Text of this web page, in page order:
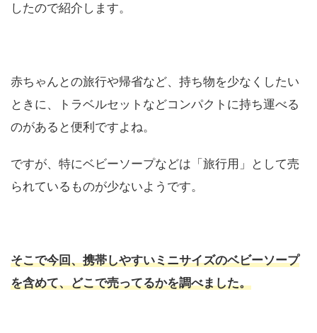
したので紹介します。
赤ちゃんとの旅行や帰省など、持ち物を少なくしたい
ときに、トラベルセットなどコンパクトに持ち運べる
のがあると便利ですよね。
ですが、特にベビーソープなどは「旅行用」として売
られているものが少ないようです。
そこで今回、携帯しやすいミニサイズのベビーソープ
を含めて、どこで売ってるかを調べました。